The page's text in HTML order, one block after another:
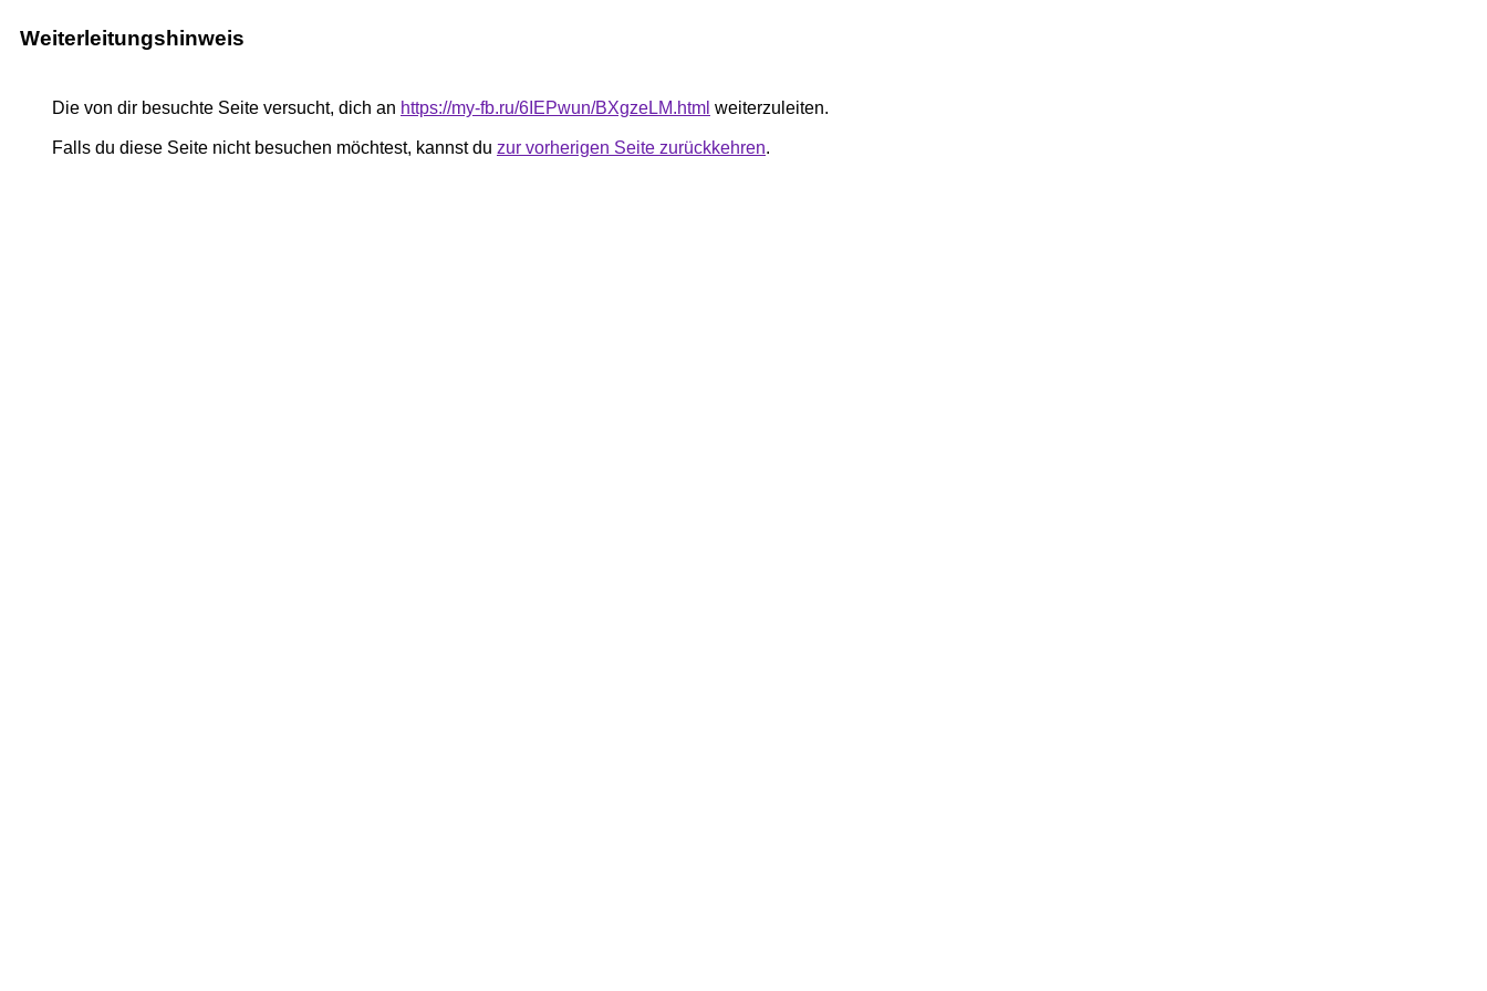
Weiterleitungshinweis
Die von dir besuchte Seite versucht, dich an https://my-fb.ru/6IEPwun/BXgzeLM.html weiterzuleiten.
Falls du diese Seite nicht besuchen möchtest, kannst du zur vorherigen Seite zurückkehren.